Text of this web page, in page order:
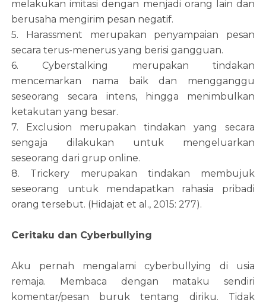
melakukan imitasi dengan menjadi orang lain dan
berusaha mengirim pesan negatif.
5. Harassment merupakan penyampaian pesan
secara terus-menerus yang berisi gangguan.
6. Cyberstalking merupakan tindakan
mencemarkan nama baik dan mengganggu
seseorang secara intens, hingga menimbulkan
ketakutan yang besar.
7. Exclusion merupakan tindakan yang secara
sengaja dilakukan untuk mengeluarkan
seseorang dari grup online.
8. Trickery merupakan tindakan membujuk
seseorang untuk mendapatkan rahasia pribadi
orang tersebut. (Hidajat et al., 2015: 277).
Ceritaku dan Cyberbullying
Aku pernah mengalami cyberbullying di usia
remaja. Membaca dengan mataku sendiri
komentar/pesan buruk tentang diriku. Tidak